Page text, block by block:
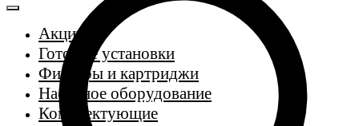
Акции
Готовые установки
Фильтры и картриджи
Насосное оборудование
Комплектующие